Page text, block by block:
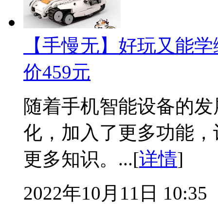
【手慢无】好玩又能
价459元
随着手机智能设备的
化，加入了更多功能
更多知识。...[详情]
2022年10月11日 10:35